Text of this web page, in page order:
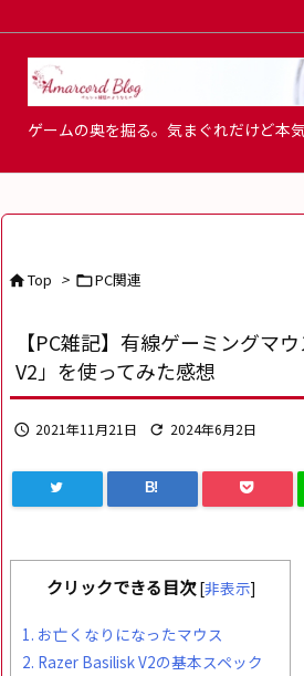
ゲームの奥を掘る。気まぐれだけど本
Top > PC関連
【PC雑記】有線ゲーミングマ
V2」を使ってみた感想
 2021年11月21日  2024年6月2日
B!
クリックできる目次 [非表示]
1. お亡くなりになったマウス
2. Razer Basilisk V2の基本スペック